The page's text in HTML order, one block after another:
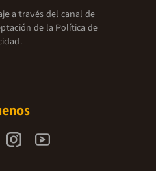
a través del canal de
de la Política de